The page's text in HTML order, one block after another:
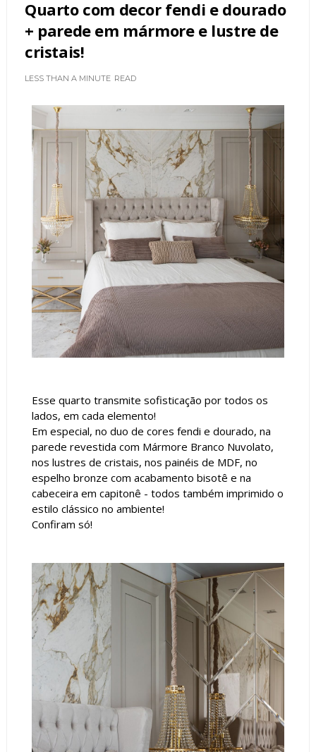
Quarto com decor fendi e dourado
+ parede em mármore e lustre de
cristais!
LESS THAN A MINUTE READ
Esse quarto transmite sofisticação por todos os
lados, em cada elemento!
Em especial, no duo de cores fendi e dourado, na
parede revestida com Mármore Branco Nuvolato,
nos lustres de cristais, nos painéis de MDF, no
espelho bronze com acabamento bisotê e na
cabeceira em capitonê - todos também imprimido o
estilo clássico no ambiente!
Confiram só!